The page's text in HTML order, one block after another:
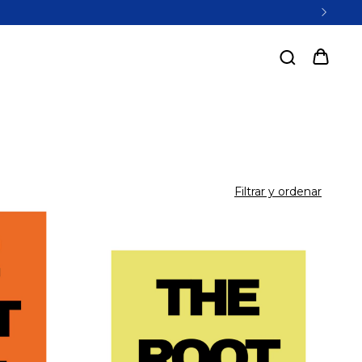
Filtrar y ordenar